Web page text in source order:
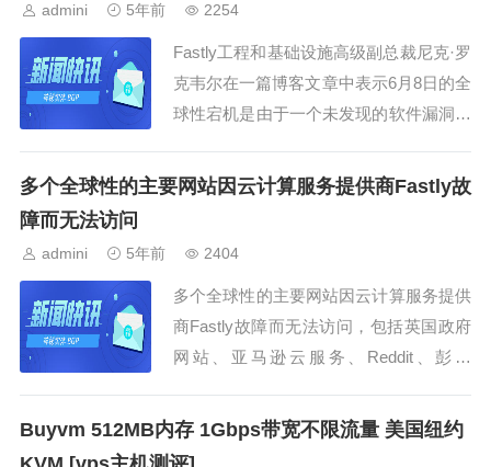
admini 5年前 2254
Fastly工程和基础设施高级副总裁尼克·罗
克韦尔在一篇博客文章中表示6月8日的全
球性宕机是由于一个未发现的软件漏洞引
多个全球性的主要网站因云计算服务提供商Fastly故
障而无法访问
admini 5年前 2404
多个全球性的主要网站因云计算服务提供
商Fastly故障而无法访问，包括英国政府
网站、亚马逊云服务、Reddit、彭博
Buyvm 512MB内存 1Gbps带宽不限流量 美国纽约